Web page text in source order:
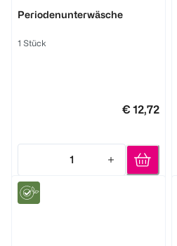
Periodenunterwäsche
1 Stück
€ 12,72
1
Quantity: 1